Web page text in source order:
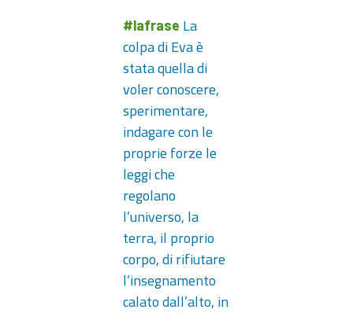
#lafrase La
colpa di Eva è
stata quella di
voler conoscere,
sperimentare,
indagare con le
proprie forze le
leggi che
regolano
l’universo, la
terra, il proprio
corpo, di rifiutare
l’insegnamento
calato dall’alto, in